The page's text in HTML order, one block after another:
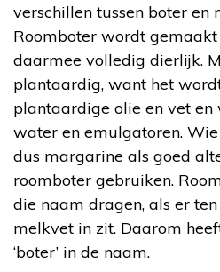
verschillen tussen boter en
Roomboter wordt
daarmee volledig dierlijk.
plantaardig, want het
plantaardige olie en vet
water en emulgatoren.
dus margarine als goed
roomboter gebruiken.
die naam dragen, als er
melkvet in zit. Daarom
‘boter’ in de naam.